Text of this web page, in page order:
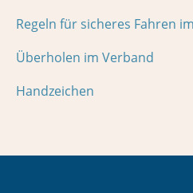
Regeln für sicheres Fahren
Überholen im Verband
Handzeichen